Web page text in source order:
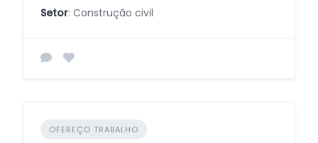
Setor: Construção civil
OFEREÇO TRABALHO